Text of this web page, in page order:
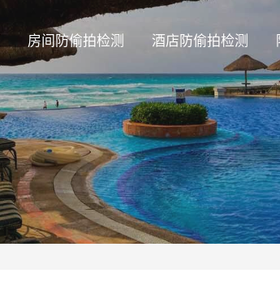
房间防偷拍检测 酒店防偷拍检测